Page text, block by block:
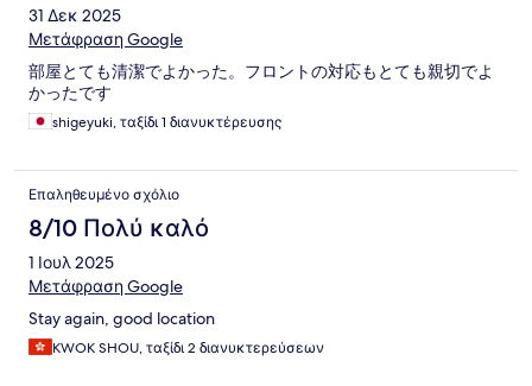
31 Δεκ 2025
Μετάφραση Google
部屋とても清潔でよかった。フロントの対応もとても親切でよ
かったです
shigeyuki, ταξίδι 1 διανυκτέρευσης
Επαληθευμένο σχόλιο
8/10 Πολύ καλό
1 Ιουλ 2025
Μετάφραση Google
Stay again, good location
KWOK SHOU, ταξίδι 2 διανυκτερεύσεων